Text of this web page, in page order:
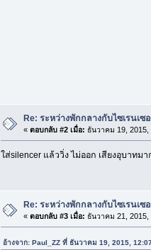
Re: ระหว่างพักกลางกับไซเรนเซ
«ตอบกลับ #2 เมื่อ: ธันวาคม 19, 2015,
ใส่silencer แล้ววิ่ง ไม่ออก เสียงอุบาทม
Re: ระหว่างพักกลางกับไซเรนเซ
«ตอบกลับ #3 เมื่อ: ธันวาคม 21, 2015,
อ้างจาก: Paul_ZZ ที่ ธันวาคม 19, 2015,